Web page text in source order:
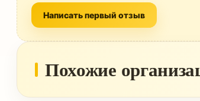
Написать первый отзыв
Похожие